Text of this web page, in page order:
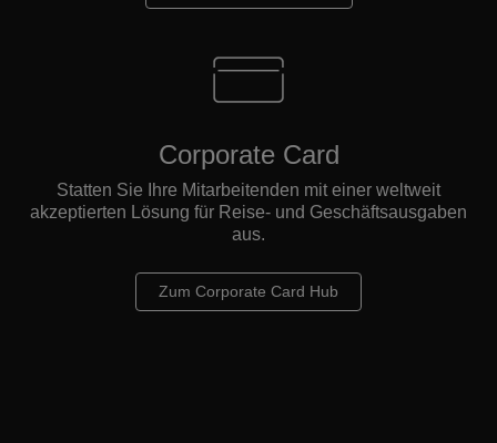
Corporate Card
Statten Sie Ihre Mitarbeitenden mit einer weltweit
akzeptierten Lösung für Reise- und Geschäftsausgaben
aus.
Zum Corporate Card Hub